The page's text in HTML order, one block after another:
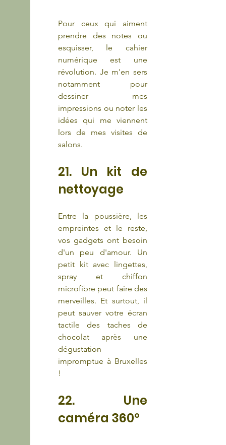
Pour ceux qui aiment
prendre des notes ou
esquisser, le cahier
numérique est une
révolution. Je m'en sers
notamment pour
dessiner mes
impressions ou noter les
idées qui me viennent
lors de mes visites de
salons.
21. Un kit de
nettoyage
Entre la poussière, les
empreintes et le reste,
vos gadgets ont besoin
d'un peu d'amour. Un
petit kit avec lingettes,
spray et chiffon
microfibre peut faire des
merveilles. Et surtout, il
peut sauver votre écran
tactile des taches de
chocolat après une
dégustation
impromptue à Bruxelles
!
22. Une
caméra 360°